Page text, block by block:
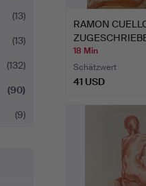
(13)
(13)
(132)
(90)
(9)
RAMON
18 Min
Schätzwert
41 USD